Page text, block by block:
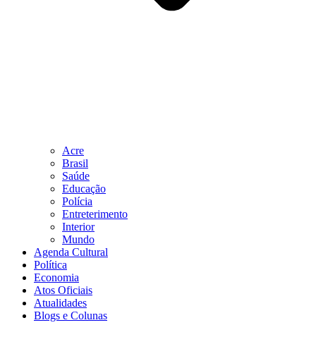
Acre
Brasil
Saúde
Educação
Polícia
Entreterimento
Interior
Mundo
Agenda Cultural
Política
Economia
Atos Oficiais
Atualidades
Blogs e Colunas